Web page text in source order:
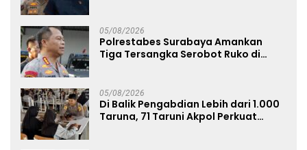
05/08/2026
Polrestabes Surabaya Amankan
Tiga Tersangka Serobot Ruko di
05/08/2026
Di Balik Pengabdian Lebih dari 1.000
Taruna, 71 Taruni Akpol Perkuat